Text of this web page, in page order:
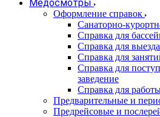
Медосмотры
Оформление справок
Санаторно-
Справка для
Справка для
Справка для
Справка для
заведение
Справка для
Предварительные и
Предрейсовые и